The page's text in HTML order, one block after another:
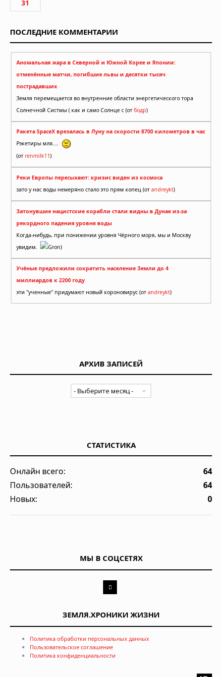
31
ПОСЛЕДНИЕ КОММЕНТАРИИ
Аномальная жара в Северной и Южной Корее и Японии:
отменённые матчи, погибшие львы и десятки тысяч
пострадавших
Земля перемещается во внутренние области энергетического тора
Солнечной Систмы ( как и само Солнце с (от бодр)
Ракета SpaceX врезалась в Луну на скорости 8700 километров в час
Рэкетиры мля....
(от renmilk11)
Реки Европы пересыхают: кризис виден из космоса
зато у нас воды немеряно стало это прям копец (от andreykt)
Затонувшие нацистские корабли стали видны в Дунае из-за
рекордного падения уровня воды
Когда-нибудь, при понижении уровня Чёрного моря, мы и Москву
увидим.
Gron)
Учёные предложили сократить население Земли до 4
миллиардов к 2200 году
эти "ученные" придумают новый короновирус (от andreykt)
АРХИВ ЗАПИСЕЙ
СТАТИСТИКА
Онлайн всего:
64
Пользователей:
64
Новых:
0
МЫ В СОЦСЕТЯХ
ЗЕМЛЯ.ХРОНИКИ ЖИЗНИ
Политика обработки персональных данных
Пользовательское соглашение
Политика конфиденциальности